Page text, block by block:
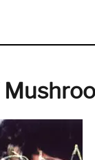
: Klaus Johann Grobe